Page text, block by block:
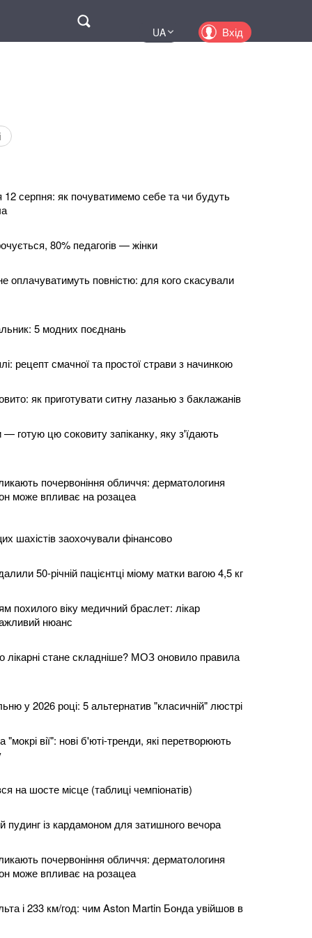
UA
Вхід
серпня: як почуватимемо себе та чи будуть
80% педагогів — жінки
оплачуватимуть повністю: для кого скасували
5 модних поєднань
рецепт смачної та простої страви з начинкою
як приготувати ситну лазанью з баклажанів
готую цю соковиту запіканку, яку з'їдають
почервоніння обличчя: дерматологиня
може впливає на розацеа
шахістів заохочували фінансово
50-річній пацієнтці міому матки вагою 4,5 кг
похилого віку медичний браслет: лікар
нюанс
лікарні стане складніше? МОЗ оновило правила
у 2026 році: 5 альтернатив "класичній" люстрі
вії": нові б'юті-тренди, які перетворюють
на шосте місце (таблиці чемпіонатів)
пудинг із кардамоном для затишного вечора
почервоніння обличчя: дерматологиня
може впливає на розацеа
і 233 км/год: чим Aston Martin Бонда увійшов в